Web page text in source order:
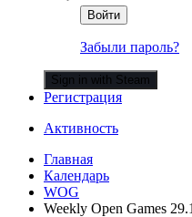
Войти
Забыли пароль?
Sign in with Steam
Регистрация
Активность
Главная
Календарь
WOG
Weekly Open Games